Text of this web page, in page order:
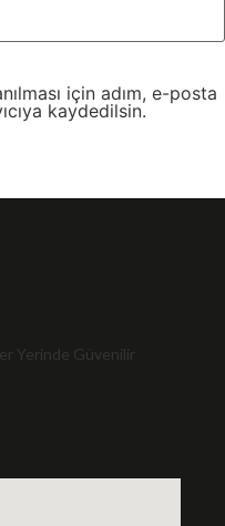
için adım, e-posta
kaydedilsin.
Yerinde Güvenilir